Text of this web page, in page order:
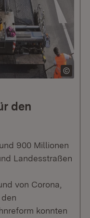
den
900 Millionen
Landesstraßen
von Corona,
konnten